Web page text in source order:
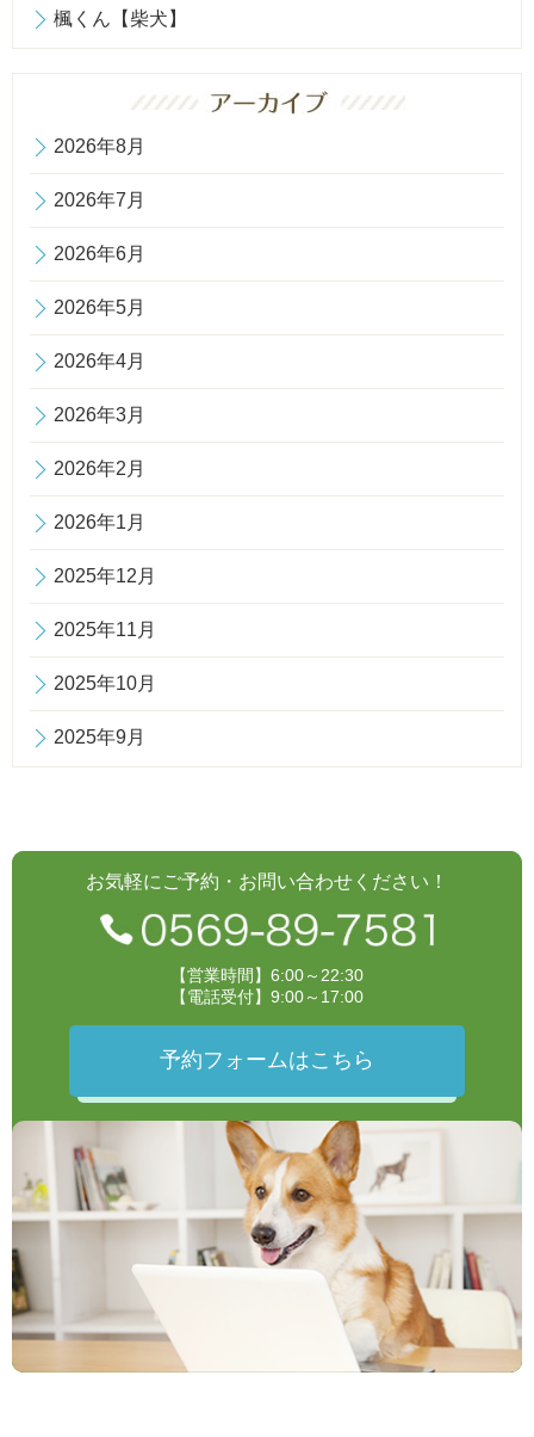
楓くん【柴犬】
2026年8月
2026年7月
2026年6月
2026年5月
2026年4月
2026年3月
2026年2月
2026年1月
2025年12月
2025年11月
2025年10月
2025年9月
お気軽にご予約・お問い合わせください！
【営業時間】6:00～22:30
【電話受付】9:00～17:00
予約フォームはこちら